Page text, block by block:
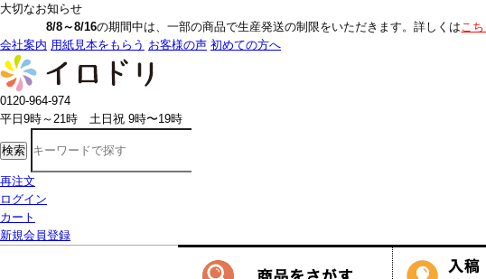
大切なお知らせ
8/8～8/16の期間中は、一部の商品で生産発送の制限をいただきます。詳しくはこちらをご
会社案内 用紙見本をもらう お客様の声 初めての方へ
0120-964-974
平日9時～21時 土日祝 9時〜19時
検索
再注文
ログイン
カート
新規会員登録